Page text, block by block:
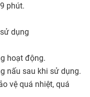
phút.
dụng
hoạt động.
nấu sau khi sử dụng.
vệ quá nhiệt, quá